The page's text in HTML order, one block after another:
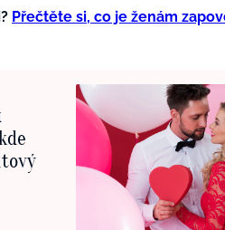
Přečtěte si, co je ženám